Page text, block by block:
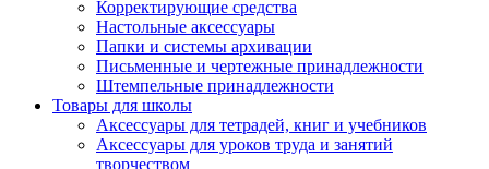
Корректирующие средства
Настольные аксессуары
Папки и системы архивации
Письменные и чертежные принадлежности
Штемпельные принадлежности
Товары для школы
Аксессуары для тетрадей, книг и учебников
Аксессуары для уроков труда и занятий
творчеством